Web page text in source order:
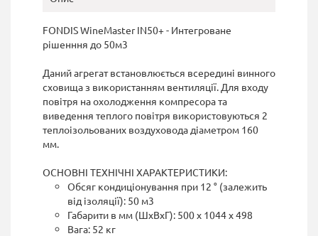
FONDIS WineMaster IN50+ - Интегроване
рішенння до 50м3
Даний агрегат встановлюється всередині винного
сховища з використанням вентиляції. Для входу
повітря на охолодження компресора та
виведення теплого повітря використовуються 2
теплоізольованих воздуховода діаметром 160
мм.
ОСНОВНІ ТЕХНІЧНІ ХАРАКТЕРИСТИКИ:
Обсяг кондиціонування при 12 ° (залежить
від ізоляції): 50 м3
Габарити в мм (ШxВxГ): 500 х 1044 х 498
Вага: 52 кг